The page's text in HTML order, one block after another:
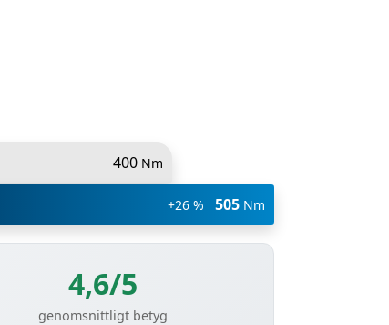
400 Nm
+26 % 505 Nm
4,6/5
genomsnittligt betyg